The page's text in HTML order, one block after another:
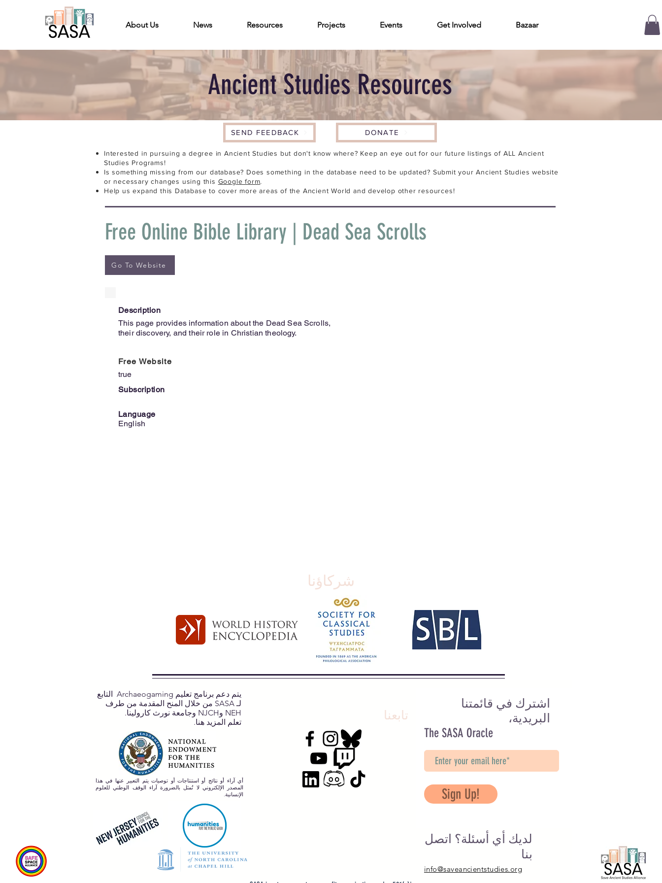
About Us News Resources Projects Events Get Involved Bazaar
Ancient Studies Resources
SEND FEEDBACK DONATE
Interested in pursuing a degree in Ancient Studies but don't know where? Keep an eye out for our future listings of ALL Ancient
Studies Programs!
Is something missing from our database? Does something in the database need to be updated? Submit your Ancient Studies website
or necessary changes using this Google form.
Help us expand this Database to cover more areas of the Ancient World and develop other resources!
Free Online Bible Library | Dead Sea Scrolls
Go To Website
Description
This page provides information about the Dead Sea Scrolls,
their discovery, and their role in Christian theology.
Free Website
true
Subscription
Language
English
شركاؤنا
يتم دعم برنامج تعليم Archaeogaming التابع
لـ SASA من خلال المنح المقدمة من طرف
NEH وNJCH وجامعة نورث كارولينا.
تعلم المزيد هنا.
أي آراء أو نتائج أو استنتاجات أو توصيات يتم التعبير عنها في هذا
المصدر الإلكتروني لا تُمثل بالضرورة آراء الوقف الوطني للعلوم
الإنسانية.
تابعنا
اشترك في قائمتنا
البريدية،
The SASA Oracle
Sign Up!
لديك أي أسئلة؟ اتصل
بنا
info@saveancientstudies.org